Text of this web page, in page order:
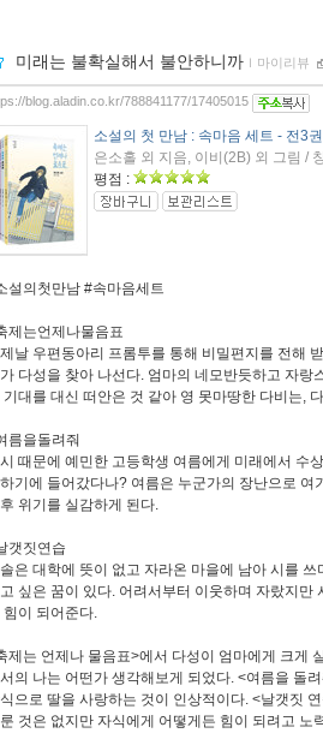
미래는 불확실해서 불안하니까 ｌ 마이리뷰
blog.aladin.co.kr/788841177/17405015
소설의 첫 만남 : 속마음 세트 - 전3권
은소홀 외 지음, 이비(2B) 외 그림 /
평점 :
설의첫만남 #속마음세트
제는언제나물음표
날 우편동아리 프롬투를 통해 비밀편지를 전해
다성을 찾아 나선다. 엄마의 네모반듯하고 자
기대를 대신 떠안은 것 같아 영 못마땅한 다비는,
름을돌려줘
때문에 예민한 고등학생 여름에게 미래에서 수
기에 들어갔다나? 여름은 누군가의 장난으로
위기를 실감하게 된다.
갯짓연습
은 대학에 뜻이 없고 자라온 마을에 남아 시를
싶은 꿈이 있다. 어려서부터 이웃하며 자랐지
힘이 되어준다.
제는 언제나 물음표>에서 다성이 엄마에게 크게
의 나는 어떤가 생각해보게 되었다. <여름을 돌
으로 딸을 사랑하는 것이 인상적이다. <날갯짓
것은 없지만 자식에게 어떻게든 힘이 되려고 노